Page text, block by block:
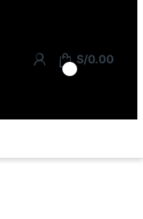
S/0.00